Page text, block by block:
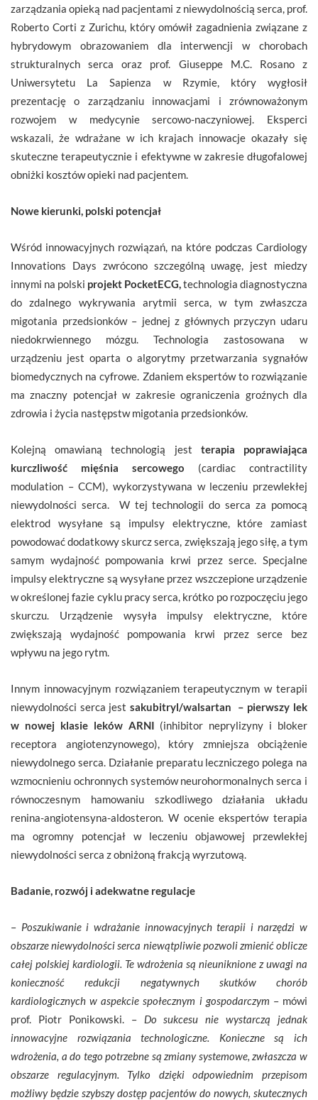
zarządzania opieką nad pacjentami z niewydolnością serca, prof.
Roberto Corti z Zurichu, który omówił zagadnienia związane z
hybrydowym obrazowaniem dla interwencji w chorobach
strukturalnych serca oraz prof. Giuseppe M.C. Rosano z
Uniwersytetu La Sapienza w Rzymie, który wygłosił
prezentację o zarządzaniu innowacjami i zrównoważonym
rozwojem w medycynie sercowo-naczyniowej. Eksperci
wskazali, że wdrażane w ich krajach innowacje okazały się
skuteczne terapeutycznie i efektywne w zakresie długofalowej
obniżki kosztów opieki nad pacjentem.
Nowe kierunki, polski potencjał
Wśród innowacyjnych rozwiązań, na które podczas Cardiology
Innovations Days zwrócono szczególną uwagę, jest miedzy
innymi na polski projekt PocketECG, technologia diagnostyczna
do zdalnego wykrywania arytmii serca, w tym zwłaszcza
migotania przedsionków – jednej z głównych przyczyn udaru
niedokrwiennego mózgu. Technologia zastosowana w
urządzeniu jest oparta o algorytmy przetwarzania sygnałów
biomedycznych na cyfrowe. Zdaniem ekspertów to rozwiązanie
ma znaczny potencjał w zakresie ograniczenia groźnych dla
zdrowia i życia następstw migotania przedsionków.
Kolejną omawianą technologią jest terapia poprawiająca
kurczliwość mięśnia sercowego (cardiac contractility
modulation – CCM), wykorzystywana w leczeniu przewlekłej
niewydolności serca. W tej technologii do serca za pomocą
elektrod wysyłane są impulsy elektryczne, które zamiast
powodować dodatkowy skurcz serca, zwiększają jego siłę, a tym
samym wydajność pompowania krwi przez serce. Specjalne
impulsy elektryczne są wysyłane przez wszczepione urządzenie
w określonej fazie cyklu pracy serca, krótko po rozpoczęciu jego
skurczu. Urządzenie wysyła impulsy elektryczne, które
zwiększają wydajność pompowania krwi przez serce bez
wpływu na jego rytm.
Innym innowacyjnym rozwiązaniem terapeutycznym w terapii
niewydolności serca jest sakubitryl/walsartan – pierwszy lek
w nowej klasie leków ARNI (inhibitor neprylizyny i bloker
receptora angiotenzynowego), który zmniejsza obciążenie
niewydolnego serca. Działanie preparatu leczniczego polega na
wzmocnieniu ochronnych systemów neurohormonalnych serca i
równoczesnym hamowaniu szkodliwego działania układu
renina-angiotensyna-aldosteron. W ocenie ekspertów terapia
ma ogromny potencjał w leczeniu objawowej przewlekłej
niewydolności serca z obniżoną frakcją wyrzutową.
Badanie, rozwój i adekwatne regulacje
– Poszukiwanie i wdrażanie innowacyjnych terapii i narzędzi w
obszarze niewydolności serca niewątpliwie pozwoli zmienić oblicze
całej polskiej kardiologii. Te wdrożenia są nieuniknione z uwagi na
konieczność redukcji negatywnych skutków chorób
kardiologicznych w aspekcie społecznym i gospodarczym – mówi
prof. Piotr Ponikowski. – Do sukcesu nie wystarczą jednak
innowacyjne rozwiązania technologiczne. Konieczne są ich
wdrożenia, a do tego potrzebne są zmiany systemowe, zwłaszcza w
obszarze regulacyjnym. Tylko dzięki odpowiednim przepisom
możliwy będzie szybszy dostęp pacjentów do nowych, skutecznych